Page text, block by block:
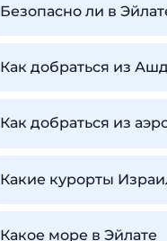
Безопасно ли в
Как добраться из
Как добраться из
Какие курорты
Какое море в Эйлате